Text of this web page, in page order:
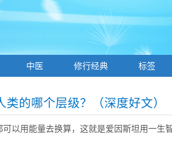
中医 修行经典 标签
的哪个层级？（深度好文）
以用能量去换算，这就是爱因斯坦用一生